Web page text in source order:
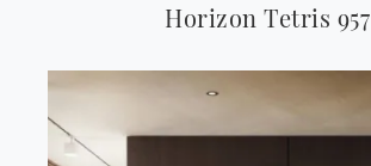
Horizon Tetris 957